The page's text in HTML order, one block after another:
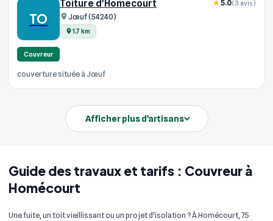
Guide des travaux et tarifs : Couvreur à
Homécourt
Une fuite, un toit vieillissant ou un projet d'isolation ? À Homécourt, 75
TO
Toiture d'Homécourt
Jœuf (54240)
1.7 km
5.0(3 avis)
Couvreur
couverture située à Jœuf
Afficher plus d'artisans